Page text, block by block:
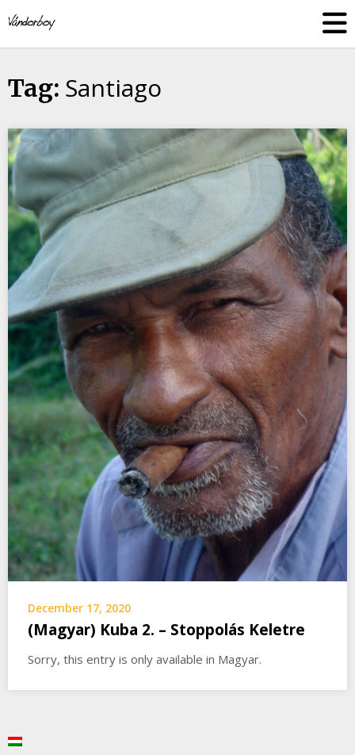
to
content
Tag: Santiago
December 17, 2020
(Magyar) Kuba 2. – Stoppolás Keletre
Sorry, this entry is only available in Magyar.